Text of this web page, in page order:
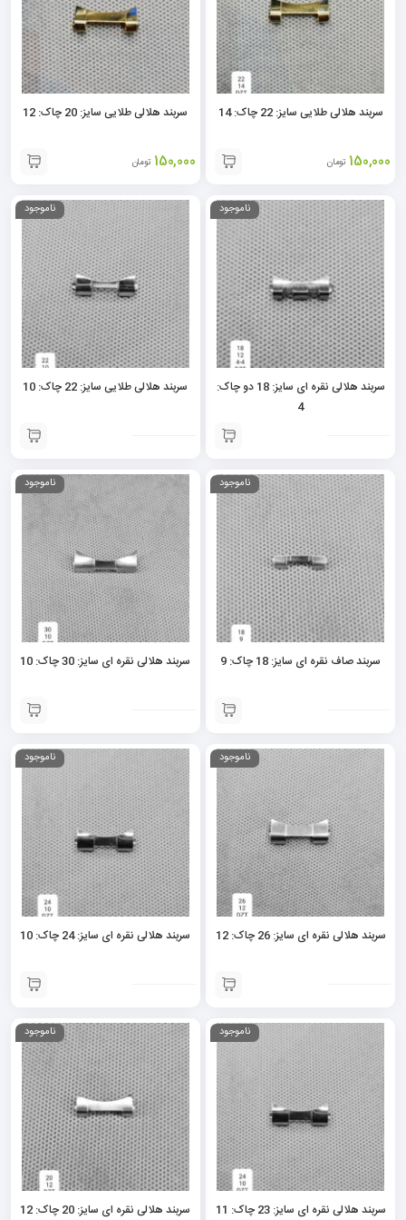
سربند هلالی طلایی سایز: 22 چاک: 14
150,000 تومان
سربند هلالی طلایی سایز: 20 چاک: 12
150,000 تومان
ناموجود
سربند هلالی نقره ای سایز: 18 دو چاک:
4
ناموجود
سربند هلالی طلایی سایز: 22 چاک: 10
ناموجود
سربند صاف نقره ای سایز: 18 چاک: 9
ناموجود
سربند هلالی نقره ای سایز: 30 چاک: 10
ناموجود
سربند هلالی نقره ای سایز: 26 چاک: 12
ناموجود
سربند هلالی نقره ای سایز: 24 چاک: 10
ناموجود
سربند هلالی نقره ای سایز: 23 چاک: 11
ناموجود
سربند هلالی نقره ای سایز: 20 چاک: 12